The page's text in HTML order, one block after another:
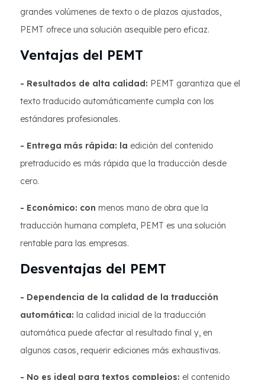
grandes volúmenes de texto o de plazos ajustados,
PEMT ofrece una solución asequible pero eficaz.
Ventajas del PEMT
- Resultados de alta calidad: PEMT garantiza que el
texto traducido automáticamente cumpla con los
estándares profesionales.
- Entrega más rápida: la edición del contenido
pretraducido es más rápida que la traducción desde
cero.
- Económico: con menos mano de obra que la
traducción humana completa, PEMT es una solución
rentable para las empresas.
Desventajas del PEMT
- Dependencia de la calidad de la traducción
automática: la calidad inicial de la traducción
automática puede afectar al resultado final y, en
algunos casos, requerir ediciones más exhaustivas.
- No es ideal para textos complejos: el contenido